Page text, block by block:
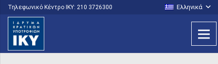
Τηλεφωνικό Κέντρο IKY: 210 3726300 Ελληνικά